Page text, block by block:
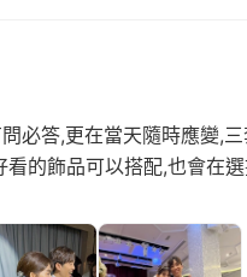
必答,更在當天隨時應變,
的飾品可以搭配,也會在